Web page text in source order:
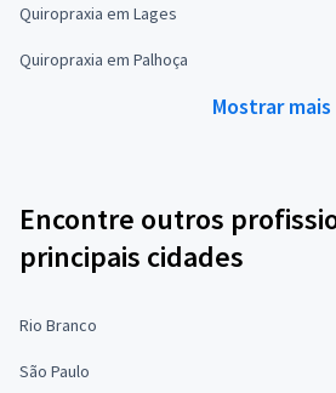
Quiropraxia em Lages
Quiropraxia em Palhoça
Mostrar mais
Encontre outros
principais cidades
Rio Branco
São Paulo